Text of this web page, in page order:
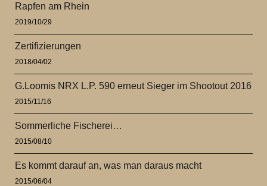
Rapfen am Rhein
2019/10/29
Zertifizierungen
2018/04/02
G.Loomis NRX L.P. 590 erneut Sieger im Shootout 2016
2015/11/16
Sommerliche Fischerei…
2015/08/10
Es kommt darauf an, was man daraus macht
2015/06/04